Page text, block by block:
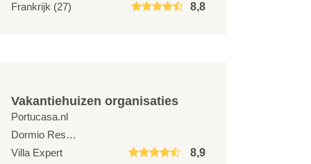
Frankrijk (27)
8,8
Vakantiehuizen organisaties
Portucasa.nl
Dormio Resorts & Hotels
Villa Expert
8,9